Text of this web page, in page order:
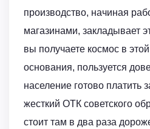
производство, начиная
магазинами, закладывает
вы получаете космос в
основания, пользуется
население готово платить
жесткий ОТК советского
стоит там в два раза